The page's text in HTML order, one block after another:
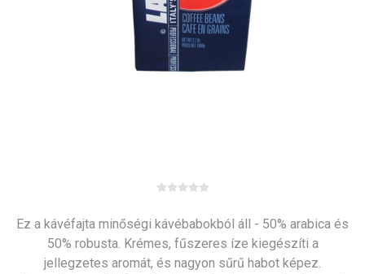
Ez a kávéfajta minőségi kávébabokból áll - 50% arabica és
50% robusta. Krémes, fűszeres íze kiegészíti a
jellegzetes aromát, és nagyon sűrű habot képez.